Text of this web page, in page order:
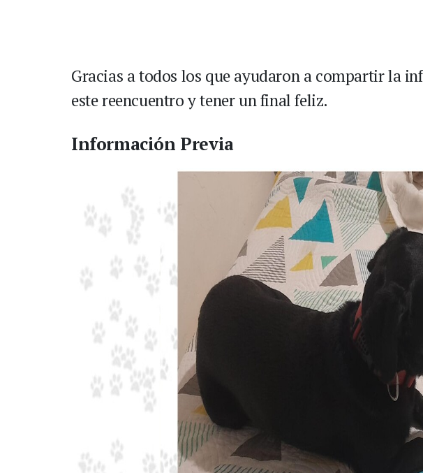
Gracias a todos los que ayudaron a compartir la
este reencuentro y tener un final feliz.
Información Previa